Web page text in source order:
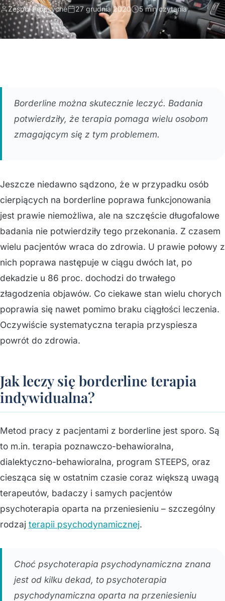
Zespół Propsyche 27 grudnia 2020 5 min czytania
Borderline można skutecznie leczyć. Badania
potwierdziły, że terapia pomaga wielu osobom
zmagającym się z tym problemem.
Jeszcze niedawno sądzono, że w przypadku osób
cierpiących na borderline poprawa funkcjonowania
jest prawie niemożliwa, ale na szczęście długofalowe
badania nie potwierdziły tego przekonania. Z czasem
wielu pacjentów wraca do zdrowia. U prawie połowy z
nich poprawa następuje w ciągu dwóch lat, po
dekadzie u 86 proc. dochodzi do trwałego
złagodzenia objawów. Co ciekawe stan wielu chorych
poprawia się nawet pomimo braku ciągłości leczenia.
Oczywiście systematyczna terapia przyspiesza
powrót do zdrowia.
Jak leczy się borderline terapia
indywidualna?
Metod pracy z pacjentami z borderline jest sporo. Są
to m.in. terapia poznawczo-behawioralna,
dialektyczno-behawioralna, program STEEPS, oraz
ciesząca się w ostatnim czasie coraz większą uwagą
terapeutów, badaczy i samych pacjentów
psychoterapia oparta na przeniesieniu – szczególny
rodzaj terapii psychodynamicznej.
Choć psychoterapia psychodynamiczna znana
jest od kilku dekad, to psychoterapia
psychodynamiczna oparta na przeniesieniu